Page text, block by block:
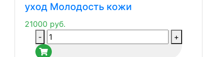
уход Молодость кожи
21000 руб.
Количество
товара
- +